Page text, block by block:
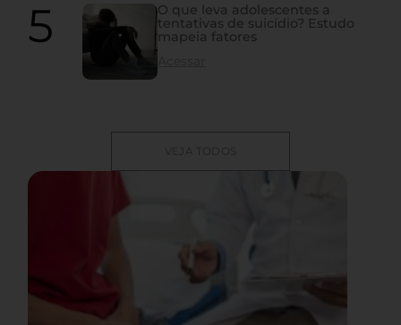
O que leva adolescentes a
tentativas de suicídio? Estudo
mapeia fatores
VEJA TODOS